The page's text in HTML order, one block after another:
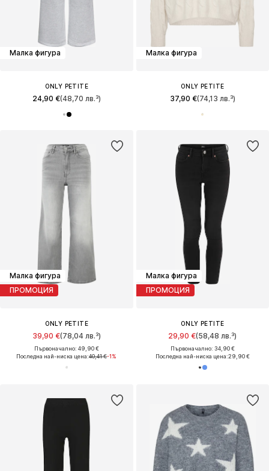
Малка фигура
ONLY PETITE
24,90 €(48,70 лв.³)
Малка фигура
ONLY PETITE
37,90 €(74,13 лв.³)
Малка фигура
ПРОМОЦИЯ
ONLY PETITE
39,90 €(78,04 лв.³)
Първоначално: 49,90 €
Последна най-ниска цена:40,41 €-1%
Малка фигура
ПРОМОЦИЯ
ONLY PETITE
29,90 €(58,48 лв.³)
Първоначално: 34,90 €
Последна най-ниска цена:29,90 €